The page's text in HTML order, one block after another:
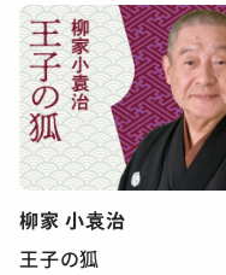
柳家 小袁治
王子の狐